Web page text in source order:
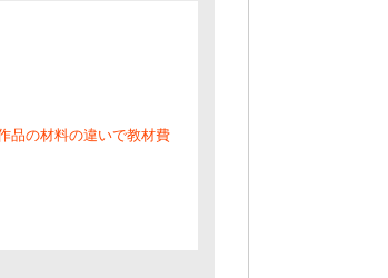
品の材料の違いで教材費